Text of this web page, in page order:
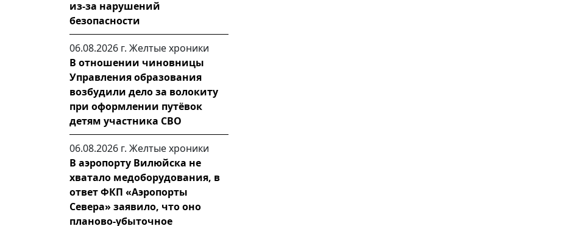
из-за нарушений
безопасности
06.08.2026 г. Желтые хроники
В отношении чиновницы
Управления образования
возбудили дело за волокиту
при оформлении путёвок
детям участника СВО
06.08.2026 г. Желтые хроники
В аэропорту Вилюйска не
хватало медоборудования, в
ответ ФКП «Аэропорты
Севера» заявило, что оно
планово-убыточное